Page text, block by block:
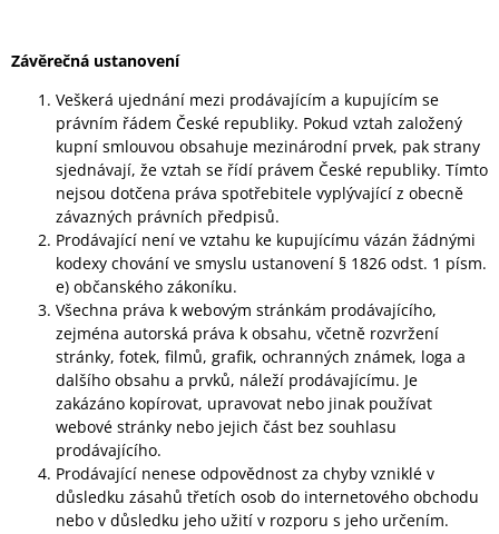
Závěrečná ustanovení
Veškerá ujednání mezi prodávajícím a kupujícím se
právním řádem České republiky. Pokud vztah založený
kupní smlouvou obsahuje mezinárodní prvek, pak strany
sjednávají, že vztah se řídí právem České republiky. Tímto
nejsou dotčena práva spotřebitele vyplývající z obecně
závazných právních předpisů.
Prodávající není ve vztahu ke kupujícímu vázán žádnými
kodexy chování ve smyslu ustanovení § 1826 odst. 1 písm.
e) občanského zákoníku.
Všechna práva k webovým stránkám prodávajícího,
zejména autorská práva k obsahu, včetně rozvržení
stránky, fotek, filmů, grafik, ochranných známek, loga a
dalšího obsahu a prvků, náleží prodávajícímu. Je
zakázáno kopírovat, upravovat nebo jinak používat
webové stránky nebo jejich část bez souhlasu
prodávajícího.
Prodávající nenese odpovědnost za chyby vzniklé v
důsledku zásahů třetích osob do internetového obchodu
nebo v důsledku jeho užití v rozporu s jeho určením.